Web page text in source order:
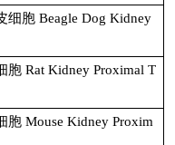
细胞 Beagle Dog Kidney
胞 Rat Kidney Proximal T
胞 Mouse Kidney Proxim